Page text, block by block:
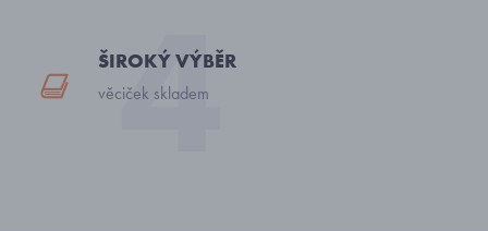
ŠIROKÝ VÝBĚR
věciček skladem